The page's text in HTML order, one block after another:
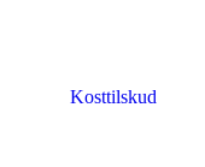
Kosttilskud